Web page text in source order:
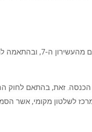
בהתאם להחלטה, הזכאות לדיור בהישג יד תותנה בעמידה בחמישה תנאים
הכנסה. זאת, בהתאם לחוק
המרכז לשלטון מקומי, אשר